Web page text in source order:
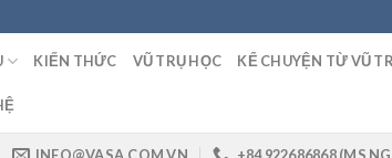
KIẾN THỨC VŨ TRỤ HỌC KỂ CHUYỆN TỪ VŨ